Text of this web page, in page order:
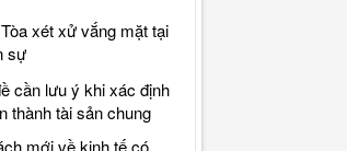
xét xử vắng mặt tại
sự
cần lưu ý khi xác định
thành tài sản chung
mới về kinh tế có